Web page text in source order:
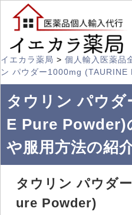
イエカラ薬局 > 個人輸入医薬品
ン パウダー1000mg
タウリン パウ
E Pure Powder)
や服用方法の紹
タウリン パウダ
ure Powder)